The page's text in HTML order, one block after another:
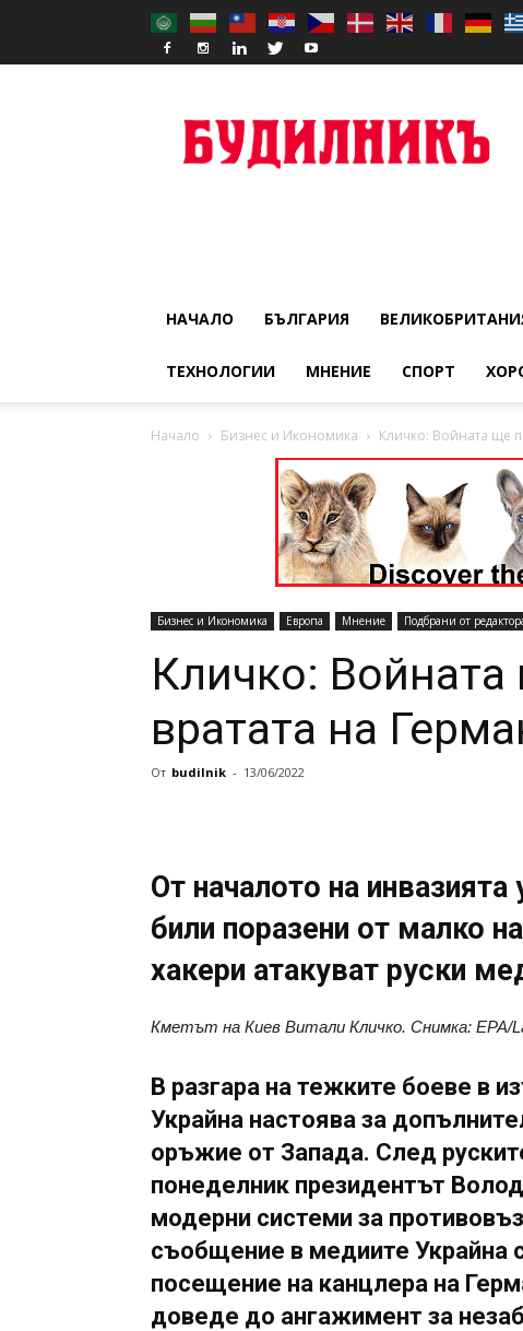
НАЧАЛО БЪЛГАРИЯ
ТЕХНОЛОГИИ МНЕНИЕ СПОРТ
Начало Бизнес и Икономика Кличко: Войната ще
Бизнес и Икономика Европа Мнение Подбрани от
Кличко: Войната
вратата на
От budilnik - 13/06/2022
От началото на инвазията
били поразени от малко
хакери атакуват руски
Кметът на Киев Витали Кличко. Снимка: EPA/
В разгара на тежките боеве в
Украйна настоява за
оръжие от Запада. След
понеделник президентът
модерни системи за
съобщение в медиите Украйна
посещение на канцлера на
доведе до ангажимент за